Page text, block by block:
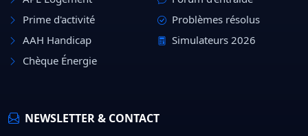
Prime d'activité
AAH Handicap
Chèque Énergie
Problèmes résolus
Simulateurs 2026
NEWSLETTER & CONTACT